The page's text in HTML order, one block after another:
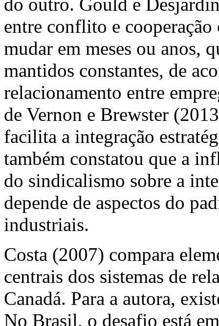
entre conflito e
mudar em meses ou anos,
mantidos constantes, de
relacionamento entre
de Vernon e Brewster
facilita a integração
também constatou que a
do sindicalismo sobre a
depende de aspectos do
industriais.
Costa (2007) compara
centrais dos sistemas de
Canadá. Para a autora,
No Brasil, o desafio está